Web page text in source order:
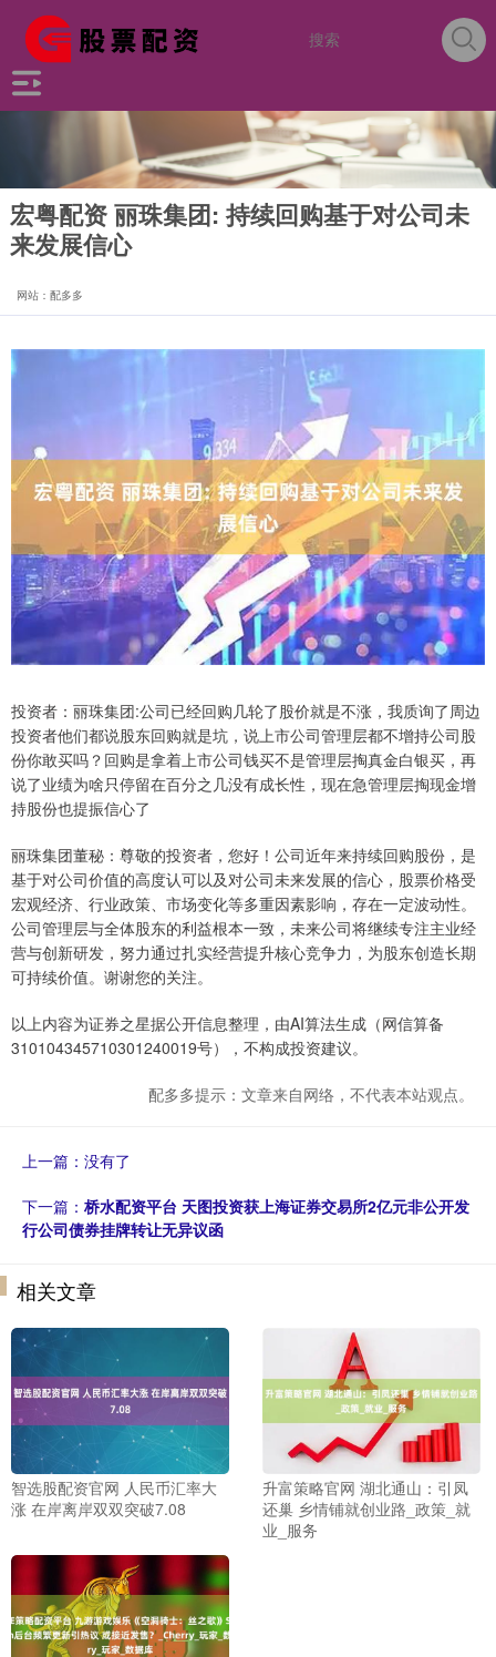
宏粤配资 丽珠集团: 持续回购基于对公司未
来发展信心
网站：配多多
投资者：丽珠集团:公司已经回购几轮了股价就是不涨，我质询了周边
投资者他们都说股东回购就是坑，说上市公司管理层都不增持公司股
份你敢买吗？回购是拿着上市公司钱买不是管理层掏真金白银买，再
说了业绩为啥只停留在百分之几没有成长性，现在急管理层掏现金增
持股份也提振信心了
丽珠集团董秘：尊敬的投资者，您好！公司近年来持续回购股份，是
基于对公司价值的高度认可以及对公司未来发展的信心，股票价格受
宏观经济、行业政策、市场变化等多重因素影响，存在一定波动性。
公司管理层与全体股东的利益根本一致，未来公司将继续专注主业经
营与创新研发，努力通过扎实经营提升核心竞争力，为股东创造长期
可持续价值。谢谢您的关注。
以上内容为证券之星据公开信息整理，由AI算法生成（网信算备
310104345710301240019号），不构成投资建议。
配多多提示：文章来自网络，不代表本站观点。
上一篇：没有了
下一篇： 桥水配资平台 天图投资获上海证券交易所2亿元非公开发
行公司债券挂牌转让无异议函
相关文章
智选股配资官网 人民币汇率大
涨 在岸离岸双双突破7.08
升富策略官网 湖北通山：引凤
还巢 乡情铺就创业路_政策_就
业_服务